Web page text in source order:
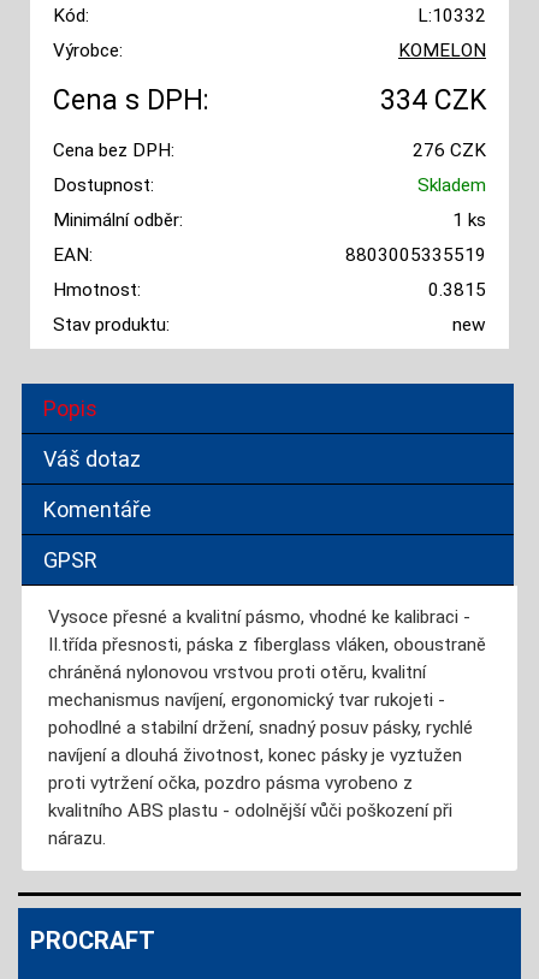
Kód:
L:10332
Výrobce:
KOMELON
Cena s DPH: 334 CZK
Cena bez DPH:
276 CZK
Dostupnost:
Skladem
Minimální odběr:
1 ks
EAN:
8803005335519
Hmotnost:
0.3815
Stav produktu:
new
Popis
Váš dotaz
Komentáře
GPSR
Vysoce přesné a kvalitní pásmo, vhodné ke kalibraci -
II.třída přesnosti, páska z fiberglass vláken, oboustraně
chráněná nylonovou vrstvou proti otěru, kvalitní
mechanismus navíjení, ergonomický tvar rukojeti -
pohodlné a stabilní držení, snadný posuv pásky, rychlé
navíjení a dlouhá životnost, konec pásky je vyztužen
proti vytržení očka, pozdro pásma vyrobeno z
kvalitního ABS plastu - odolnější vůči poškození při
nárazu.
PROCRAFT